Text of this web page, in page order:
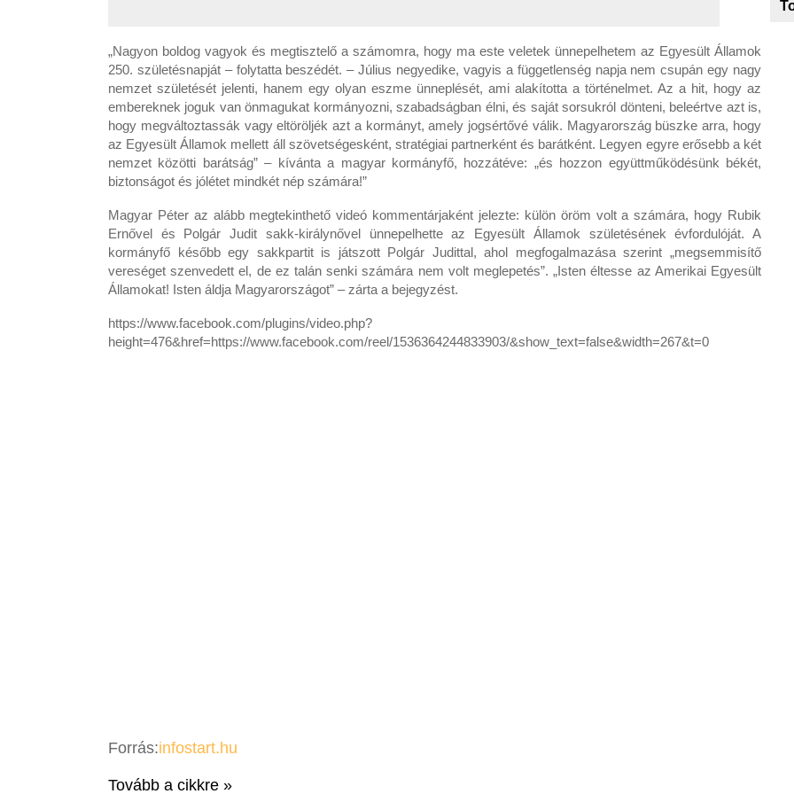
„Nagyon boldog vagyok és megtisztelő a számomra, hogy ma este veletek ünnepelhetem az Egyesült Államok
250. születésnapját – folytatta beszédét. – Július negyedike, vagyis a függetlenség napja nem csupán egy nagy
nemzet születését jelenti, hanem egy olyan eszme ünneplését, ami alakította a történelmet. Az a hit, hogy az
embereknek joguk van önmagukat kormányozni, szabadságban élni, és saját sorsukról dönteni, beleértve azt is,
hogy megváltoztassák vagy eltöröljék azt a kormányt, amely jogsértővé válik. Magyarország büszke arra, hogy
az Egyesült Államok mellett áll szövetségesként, stratégiai partnerként és barátként. Legyen egyre erősebb a két
nemzet közötti barátság” – kívánta a magyar kormányfő, hozzátéve: „és hozzon együttműködésünk békét,
biztonságot és jólétet mindkét nép számára!”
Magyar Péter az alább megtekinthető videó kommentárjaként jelezte: külön öröm volt a számára, hogy Rubik
Ernővel és Polgár Judit sakk-királynővel ünnepelhette az Egyesült Államok születésének évfordulóját. A
kormányfő később egy sakkpartit is játszott Polgár Judittal, ahol megfogalmazása szerint „megsemmisítő
vereséget szenvedett el, de ez talán senki számára nem volt meglepetés”. „Isten éltesse az Amerikai Egyesült
Államokat! Isten áldja Magyarországot” – zárta a bejegyzést.
https://www.facebook.com/plugins/video.php?
height=476&href=https://www.facebook.com/reel/1536364244833903/&show_text=false&width=267&t=0
Forrás:infostart.hu
Tovább a cikkre »